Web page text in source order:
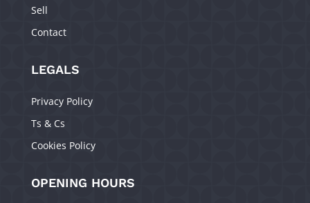
Sell
Contact
LEGALS
Privacy Policy
Ts & Cs
Cookies Policy
OPENING HOURS